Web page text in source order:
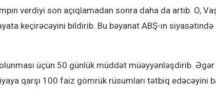
verdiyi son açıqlamadan sonra daha da artıb. O,
keçirəcəyini bildirib. Bu bəyanat ABŞ-ın
üçün 50 günlük müddət müəyyənləşdirib.
qarşı 100 faiz gömrük rüsumları tətbiq edəcəyini